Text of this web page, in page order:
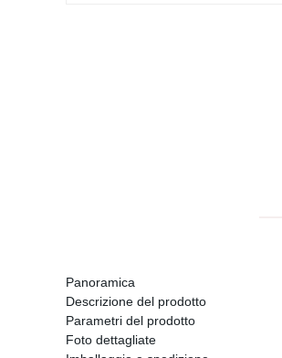
Panoramica
Descrizione del prodotto
Parametri del prodotto
Foto dettagliate